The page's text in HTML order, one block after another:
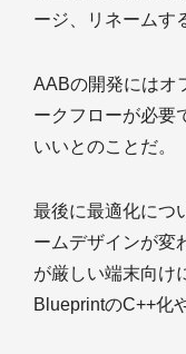
ージ、リネームす
AABの開発にはオ
ークフローが必要
いいとのことだ。
最後に最適化につ
ームデザインが変
が厳しい端末向け
BlueprintのC++化